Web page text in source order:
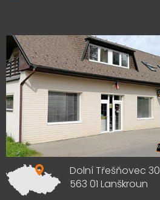
Dolní Třešňovec 30
563 01 Lanškroun